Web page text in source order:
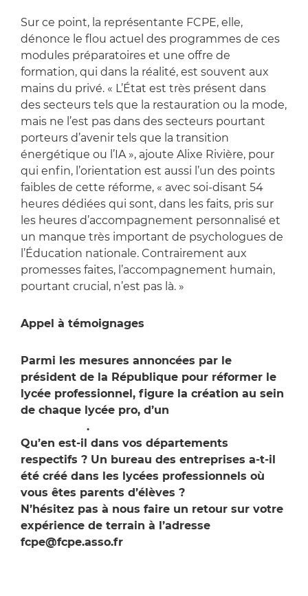
Sur ce point, la représentante FCPE, elle,
dénonce le flou actuel des programmes de ces
modules préparatoires et une offre de
formation, qui dans la réalité, est souvent aux
mains du privé. « L’État est très présent dans
des secteurs tels que la restauration ou la mode,
mais ne l’est pas dans des secteurs pourtant
porteurs d’avenir tels que la transition
énergétique ou l’IA », ajoute Alixe Rivière, pour
qui enfin, l’orientation est aussi l’un des points
faibles de cette réforme, « avec soi-disant 54
heures dédiées qui sont, dans les faits, pris sur
les heures d’accompagnement personnalisé et
un manque très important de psychologues de
l’Éducation nationale. Contrairement aux
promesses faites, l’accompagnement humain,
pourtant crucial, n’est pas là. »
Appel à témoignages
Parmi les mesures annoncées par le
président de la République pour réformer le
lycée professionnel, figure la création au sein
de chaque lycée pro, d’un
.
Qu’en est-il dans vos départements
respectifs ? Un bureau des entreprises a-t-il
été créé dans les lycées professionnels où
vous êtes parents d’élèves ?
N’hésitez pas à nous faire un retour sur votre
expérience de terrain à l’adresse
fcpe@fcpe.asso.fr